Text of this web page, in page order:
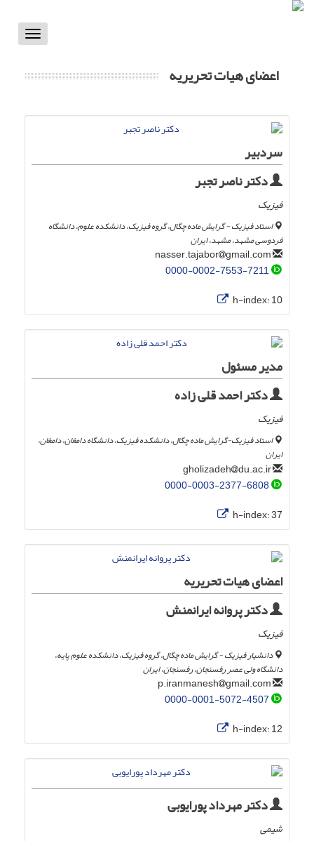
Toggle
اعضای هیات تحریریه
سردبیر
دکتر ناصر تجبر
فیزیک
استاد فیزیک - گرایش ماده چگال، گروه فیزیک، دانشکده علوم، دانشگاه
فردوسی مشهد، مشهد، ایران
gmail.com
0000-0002-7553-7211
h-index:10
مدیر مسئول
دکتر احمد قلی زاده
فیزیک
استاد فیزیک-گرایش ماده چگال، دانشکده فیزیک، دانشگاه دامغان، دامغان،
ایران
du.ac.ir
0000-0003-2377-6808
h-index:37
اعضای هیات تحریریه
دکتر پروانه ایرانمنش
فیزیک
دانشیار فیزیک - گرایش ماده چگال، گروه فیزیک، دانشکده علوم پایه،
دانشگاه ولی عصر رفسنجان، رفسنجان، ایران
gmail.com
0000-0001-5072-4507
h-index:12
دکتر مهرداد پورایوبی
شیمی